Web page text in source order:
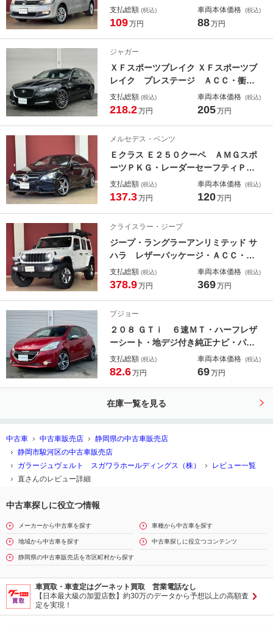
シート・地デジ付き純正ナビ・バック
カメラ・後席モニター・スマートキ
ート・ＥＴＣ・ＨＩＤライト
支払総額 (税込)
109万円
車両本体価格 (税込)
88万円
ジャガー
ＸＦスポーツブレイク ＸＦスポーツブ
レイク プレステージ ＡＣＣ・衝突
軽減ブレーキ・レーンアシスト・黒革
シート・地デジ付純正ナビ・バックカ
ド・純正２０インチアルミ・ＥＴＣ・
ＨＩＤライト
支払総額 (税込)
218.2万円
車両本体価格 (税込)
205万円
メルセデス・ベンツ
Ｅクラス Ｅ２５０クーペ ＡＭＧスポ
ーツＰＫＧ・レーダーセーフティＰＫ
Ｇ・レッドレザーシート・地デジ付き
純正ナビ・全方位カメラ・マルチコン
支払総額 (税込)
137.3万円
車両本体価格 (税込)
120万円
クライスラー・ジープ
ジープ・ラングラーアンリミテッド サ
ハラ レザーパッケージ・ＡＣＣ・衝
突軽減ブレーキ・レーンアシスト・ブ
ラインド警告・ラフカントリー２．５
地デジ付純正ナビ・バックカメラ
支払総額 (税込)
378.9万円
車両本体価格 (税込)
369万円
プジョー
２０８ ＧＴｉ ６速ＭＴ・ハーフレザ
ーシート・地デジ付き純正ナビ・パー
キングセンサー・ＥＴＣ・
支払総額 (税込)
82.6万円
車両本体価格 (税込)
69万円
在庫一覧を見る
中古車 中古車販売店
静岡県の中古車販売店
静岡市駿河区の中古車販売店
ガラージュヴェルト スガワラホールディングス（株）
レビュー一覧
直さんのレビュー詳細
中古車探しに役立つ情報
メーカーから中古車を探す 車種から中古車を探す
地域から中古車を探す 中古車探しに役立つコンテンツ
静岡県の中古車販売店を市区町村から探す
車買取・車査定はグーネット買取 営業電話なし
【日本最大級の加盟店数】約30万のデータから予想以上の高額査
定を実現！